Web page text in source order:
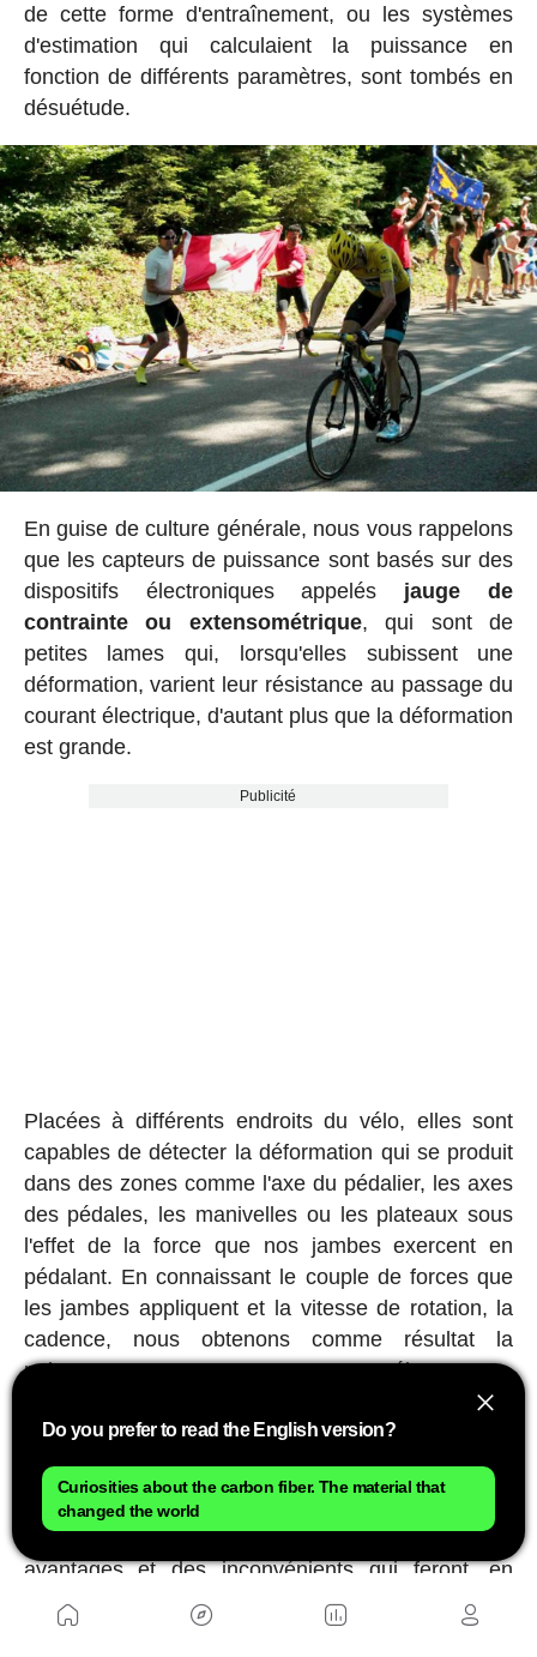
de cette forme d'entraînement, ou les systèmes
d'estimation qui calculaient la puissance en
fonction de différents paramètres, sont tombés en
désuétude.
En guise de culture générale, nous vous rappelons
que les capteurs de puissance sont basés sur des
dispositifs électroniques appelés jauge de
contrainte ou extensométrique, qui sont de
petites lames qui, lorsqu'elles subissent une
déformation, varient leur résistance au passage du
courant électrique, d'autant plus que la déformation
est grande.
Publicité
Placées à différents endroits du vélo, elles sont
capables de détecter la déformation qui se produit
dans des zones comme l'axe du pédalier, les axes
des pédales, les manivelles ou les plateaux sous
l'effet de la force que nos jambes exercent en
pédalant. En connaissant le couple de forces que
les jambes appliquent et la vitesse de rotation, la
cadence, nous obtenons comme résultat la
puissance que nous transmettons au vélo.
Capteur de puissance sur les pédales
Comme nous le disions, les fabricants ont utilisé
différents emplacements pour capter la force que
les jambes exercent. Chacun d'eux a des
avantages et des inconvénients qui feront, en
fonction de nos besoins, que nous opterons pour
un type ou un autre.
Do you prefer to read the English version?
Curiosities about the carbon fiber. The material that
changed the world